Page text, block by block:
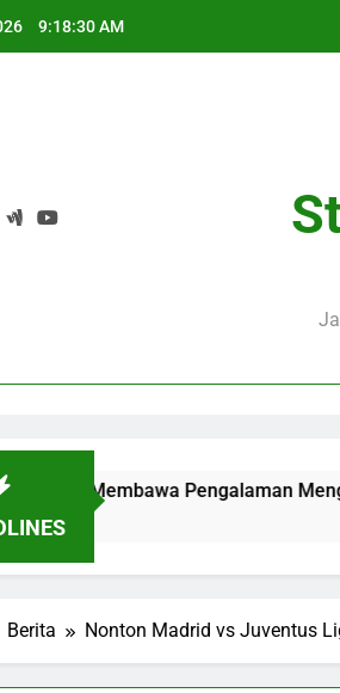
9:18:31 AM
Pengalaman Mengikuti Duel Klub
Berita Nonton Madrid vs Juventus